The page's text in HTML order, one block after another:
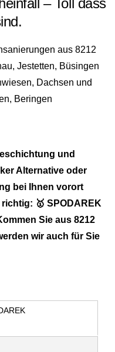
und
Alternative oder
bei Ihnen vorort
🥇 SPODAREK
Sie aus 8212
wir auch für Sie